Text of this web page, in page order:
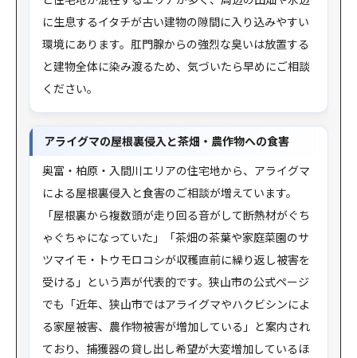
に生息するイタチが古い建物の隙間に入り込みやすい
環境にあります。肛門腺からの強烈な臭いは放置する
と建物全体に染み渡るため、気づいたら早めにご相談
ください。
アライグマの屋根裏侵入と茶畑・農作物への食害
奥富・柏原・入間川エリアの住宅地から、アライグマ
による屋根裏侵入と食害のご相談が増えています。
「屋根裏から複数頭が走り回る音がして断熱材がぐち
ゃぐちゃになっていた」「茶畑の茶葉や家庭菜園のサ
ツマイモ・トウモロコシが収穫直前に繰り返し被害を
受ける」という声が代表的です。狭山市の公式ページ
でも「近年、狭山市ではアライグマやハクビシンによ
る家屋被害、農作物被害が増加している」と案内され
ており、捕獲器の貸し出し希望が大変増加しているほ